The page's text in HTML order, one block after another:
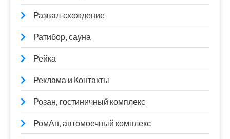
Развал-схождение
Ратибор, сауна
Рейка
Реклама и Контакты
Розан, гостиничный комплекс
РомАн, автомоечный комплекс